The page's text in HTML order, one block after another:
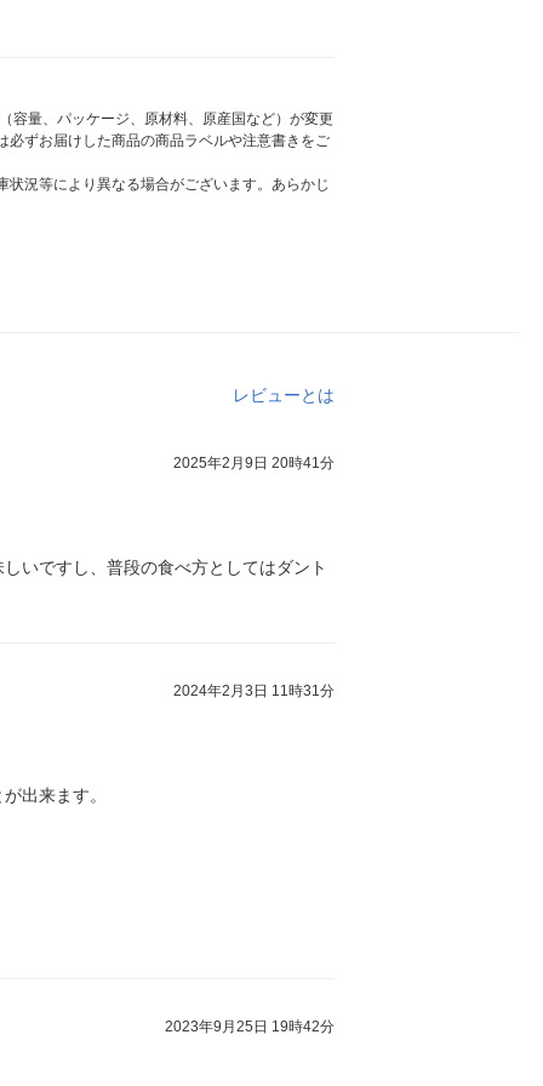
容量、パッケージ、原材料、原産国など）が変更
ずお届けした商品の商品ラベルや注意書きをご
況等により異なる場合がございます。あらかじ
レビューとは
2025年2月9日 20時41分
いですし、普段の食べ方としてはダント
2024年2月3日 11時31分
出来ます。
2023年9月25日 19時42分